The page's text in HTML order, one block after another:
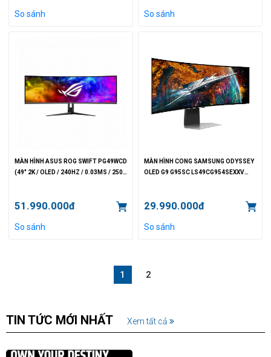
So sánh So sánh
MÀN HÌNH ASUS ROG SWIFT PG49WCD
(49" 2K / OLED / 240HZ / 0.03MS / 250
51.990.000đ
So sánh
MÀN HÌNH CONG SAMSUNG ODYSSEY
OLED G9 G95SC LS49CG954SEXXV
CIE1976)
29.990.000đ
So sánh
1 2
TIN TỨC MỚI NHẤT Xem tất cả